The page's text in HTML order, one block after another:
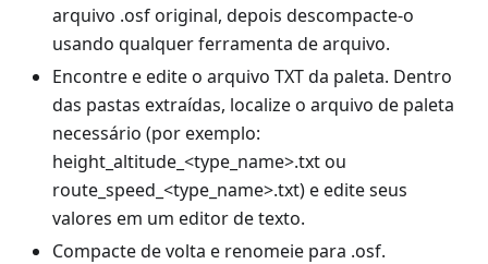
arquivo .osf original, depois descompacte-o
usando qualquer ferramenta de arquivo.
Encontre e edite o arquivo TXT da paleta. Dentro
das pastas extraídas, localize o arquivo de paleta
necessário (por exemplo:
height_altitude_<type_name>.txt ou
route_speed_<type_name>.txt) e edite seus
valores em um editor de texto.
Compacte de volta e renomeie para .osf.